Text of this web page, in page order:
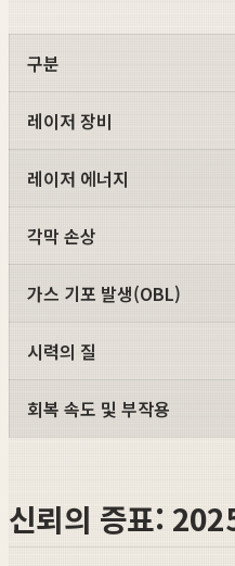
구분
레이저 장비
레이저 에너지
각막 손상
가스 기포 발생(OBL)
시력의 질
회복 속도 및 부작용
신뢰의 증표: